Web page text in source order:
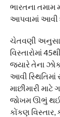
ભારતના તમામ
આપવામાં આવી
ચેતવણી
વિસ્તારોમાં
જ્યારે તેના
આવી
માછીમારી
જોખમ ઊભું થઈ
કોંકણ વિસ્તાર,